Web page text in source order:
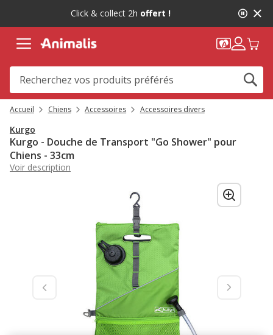
message,
Click & collect 2h offert !
Accueil Chiens Accessoires Accessoires divers
Kurgo
Kurgo - Douche de Transport "Go Shower" pour
Chiens - 33cm
Voir description